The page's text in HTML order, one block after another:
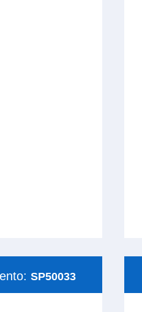
SP50033